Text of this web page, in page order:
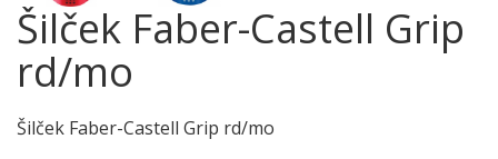
Šilček Faber-Castell Grip
rd/mo
Šilček Faber-Castell Grip rd/mo